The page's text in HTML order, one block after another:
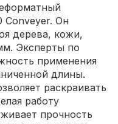
Сonveyer. Он
дерева, кожи,
Эксперты по
применения
длины.
раскраивать
работу
прочность